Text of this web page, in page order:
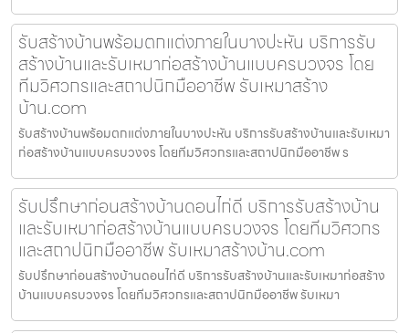
รับสร้างบ้านพร้อมตกแต่งภายในบางปะหัน บริการรับ
สร้างบ้านและรับเหมาก่อสร้างบ้านแบบครบวงจร โดย
ทีมวิศวกรและสถาปนิกมืออาชีพ รับเหมาสร้าง
บ้าน.com
รับสร้างบ้านพร้อมตกแต่งภายในบางปะหัน บริการรับสร้างบ้านและรับเหมา
ก่อสร้างบ้านแบบครบวงจร โดยทีมวิศวกรและสถาปนิกมืออาชีพ ร
รับปรึกษาก่อนสร้างบ้านดอนไก่ดี บริการรับสร้างบ้าน
และรับเหมาก่อสร้างบ้านแบบครบวงจร โดยทีมวิศวกร
และสถาปนิกมืออาชีพ รับเหมาสร้างบ้าน.com
รับปรึกษาก่อนสร้างบ้านดอนไก่ดี บริการรับสร้างบ้านและรับเหมาก่อสร้าง
บ้านแบบครบวงจร โดยทีมวิศวกรและสถาปนิกมืออาชีพ รับเหมา